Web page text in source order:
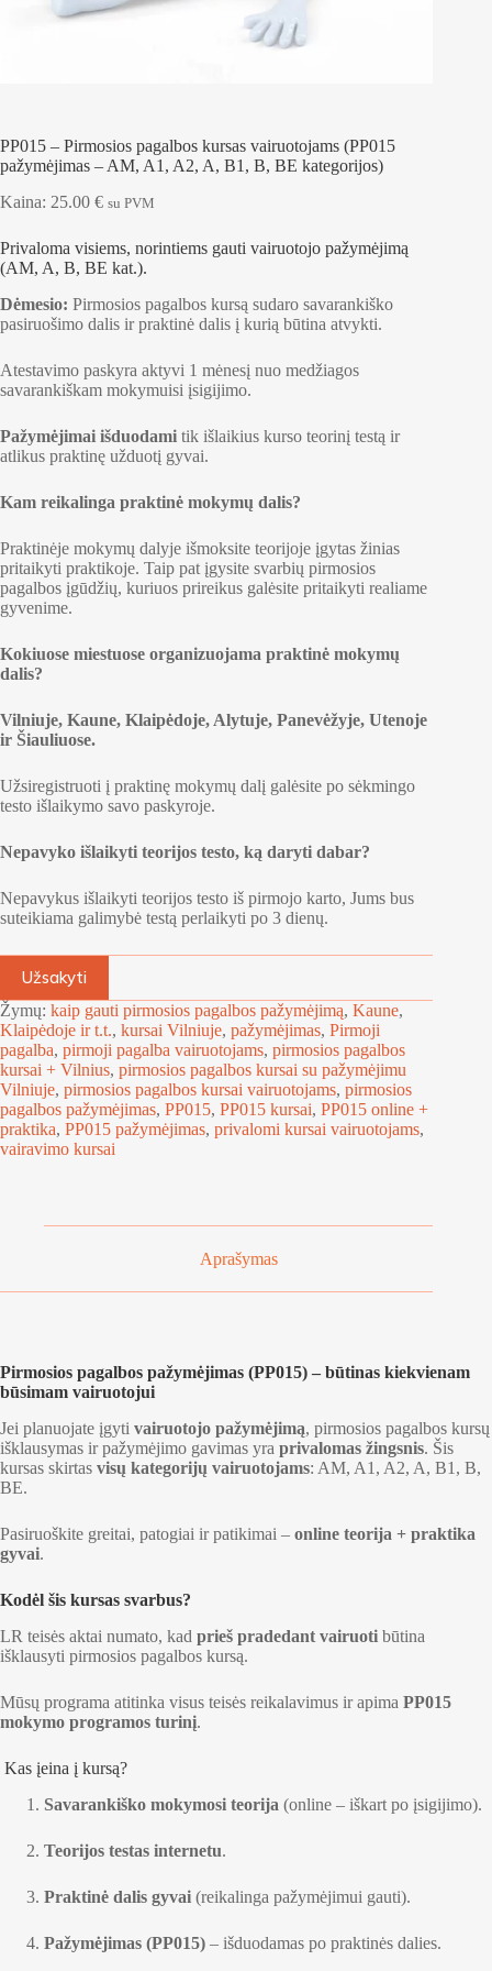
PP015 – Pirmosios pagalbos kursas vairuotojams (PP015
pažymėjimas – AM, A1, A2, A, B1, B, BE kategorijos)
Kaina: 25.00 € su PVM
Privaloma visiems, norintiems gauti vairuotojo pažymėjimą
(AM, A, B, BE kat.).
Dėmesio: Pirmosios pagalbos kursą sudaro savarankiško
pasiruošimo dalis ir praktinė dalis į kurią būtina atvykti.
Atestavimo paskyra aktyvi 1 mėnesį nuo medžiagos
savarankiškam mokymuisi įsigijimo.
Pažymėjimai išduodami tik išlaikius kurso teorinį testą ir
atlikus praktinę užduotį gyvai.
Kam reikalinga praktinė mokymų dalis?
Praktinėje mokymų dalyje išmoksite teorijoje įgytas žinias
pritaikyti praktikoje. Taip pat įgysite svarbių pirmosios
pagalbos įgūdžių, kuriuos prireikus galėsite pritaikyti realiame
gyvenime.
Kokiuose miestuose organizuojama praktinė mokymų
dalis?
Vilniuje, Kaune, Klaipėdoje, Alytuje, Panevėžyje, Utenoje
ir Šiauliuose.
Užsiregistruoti į praktinę mokymų dalį galėsite po sėkmingo
testo išlaikymo savo paskyroje.
Nepavyko išlaikyti teorijos testo, ką daryti dabar?
Nepavykus išlaikyti teorijos testo iš pirmojo karto, Jums bus
suteikiama galimybė testą perlaikyti po 3 dienų.
Užsakyti
t
r
n
a
t
i
v
Žymų: kaip gauti pirmosios pagalbos pažymėjimą, Kaune,
Klaipėdoje ir t.t., kursai Vilniuje, pažymėjimas, Pirmoji
pagalba, pirmoji pagalba vairuotojams, pirmosios pagalbos
kursai + Vilnius, pirmosios pagalbos kursai su pažymėjimu
Vilniuje, pirmosios pagalbos kursai vairuotojams, pirmosios
pagalbos pažymėjimas, PP015, PP015 kursai, PP015 online +
praktika, PP015 pažymėjimas, privalomi kursai vairuotojams,
vairavimo kursai
Aprašymas
Pirmosios pagalbos pažymėjimas (PP015) – būtinas kiekvienam
būsimam vairuotojui
Jei planuojate įgyti vairuotojo pažymėjimą, pirmosios pagalbos kursų
išklausymas ir pažymėjimo gavimas yra privalomas žingsnis. Šis
kursas skirtas visų kategorijų vairuotojams: AM, A1, A2, A, B1, B,
BE.
Pasiruoškite greitai, patogiai ir patikimai – online teorija + praktika
gyvai.
Kodėl šis kursas svarbus?
LR teisės aktai numato, kad prieš pradedant vairuoti būtina
išklausyti pirmosios pagalbos kursą.
Mūsų programa atitinka visus teisės reikalavimus ir apima PP015
mokymo programos turinį.
Kas įeina į kursą?
Savarankiško mokymosi teorija (online – iškart po įsigijimo).
Teorijos testas internetu.
Praktinė dalis gyvai (reikalinga pažymėjimui gauti).
Pažymėjimas (PP015) – išduodamas po praktinės dalies.